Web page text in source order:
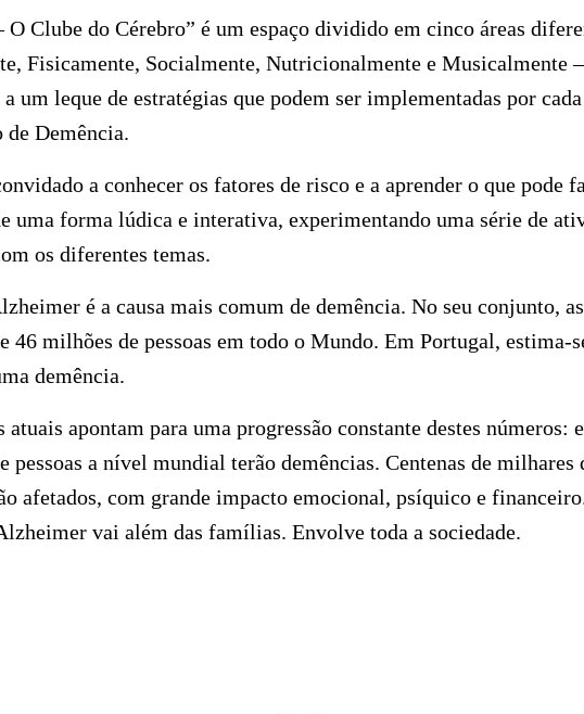
O Clube do Cérebro” é um espaço dividido em cinco áreas
Fisicamente, Socialmente, Nutricionalmente e Musicalmente
um leque de estratégias que podem ser implementadas por
Demência.
a conhecer os fatores de risco e a aprender o que pode
uma forma lúdica e interativa, experimentando uma série de
os diferentes temas.
é a causa mais comum de demência. No seu conjunto,
46 milhões de pessoas em todo o Mundo. Em Portugal, estima-
demência.
atuais apontam para uma progressão constante destes números:
pessoas a nível mundial terão demências. Centenas de milhares
afetados, com grande impacto emocional, psíquico e
vai além das famílias. Envolve toda a sociedade.